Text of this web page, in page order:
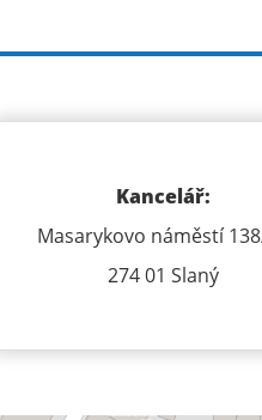
Kancelář:
Masarykovo náměstí
274 01 Slaný